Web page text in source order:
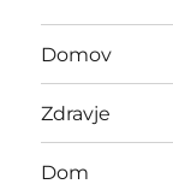
Domov
Zdravje
Dom